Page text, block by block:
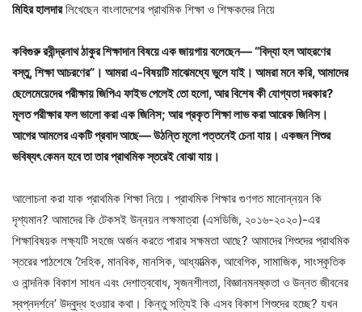
মিহির হালদারলিখেছেন বাংলাদেশের প্রাথমিক শিক্ষা ও শিক্ষকদের নিয়ে
কবিগুরু রবীন্দ্রনাথ ঠাকুর শিক্ষাদান বিষয়ে এক জায়গায় বলেছেন— “বিদ্যা হল আহরণের
বস্তু, শিক্ষা আচরণের”। আমরা এ-বিষয়টি মাঝেমধ্যে ভুলে যাই। আমরা মনে করি, আমাদের
ছেলেমেয়েদের পরীক্ষায় জিপিএ ফাইভ পেলেই তো হলো, আর বিশেষ কী যোগ্যতা দরকার?
মূলত পরীক্ষার ফল ভালো করা এক জিনিস; আর প্রকৃত শিক্ষা লাভ করা আরেক জিনিস।
আগের আমলের একটি প্রবাদ আছে— উঠন্তি মূলো পত্তনেই চেনা যায়। একজন শিশুর
ভবিষ্যৎ কেমন হবে তা তার প্রাথমিক স্তরেই বোঝা যায়।
আলোচনা করা যাক প্রাথমিক শিক্ষা নিয়ে। প্রাথমিক শিক্ষার গুণগত মানোন্নয়ন কি
দৃশ্যমান? আমাদের কি টেকসই উন্নয়ন লক্ষমাত্রা (এসডিজি, ২০১৬-২০২০)-এর
শিক্ষাবিষয়ক লক্ষ্যটি সহজে অর্জন করতে পারার সক্ষমতা আছে? আমাদের শিশুদের প্রাথমিক
স্তরের পাঠশেষে ‘দৈহিক, মানবিক, মানসিক, আধ্যাত্মিক, আবেগিক, সামাজিক, সাংস্কৃতিক
ও নান্দনিক বিকাশ সাধন এবং দেশাত্ববোধ, সৃজনশীলতা, বিজ্ঞানমনষ্কতা ও উন্নত জীবনের
স্বপ্নদর্শনে’ উদ্বুদ্ধ হওয়ার কথা। কিন্তু সত্যিই কি এসব বিকাশ শিশুদের হচ্ছে? যখন